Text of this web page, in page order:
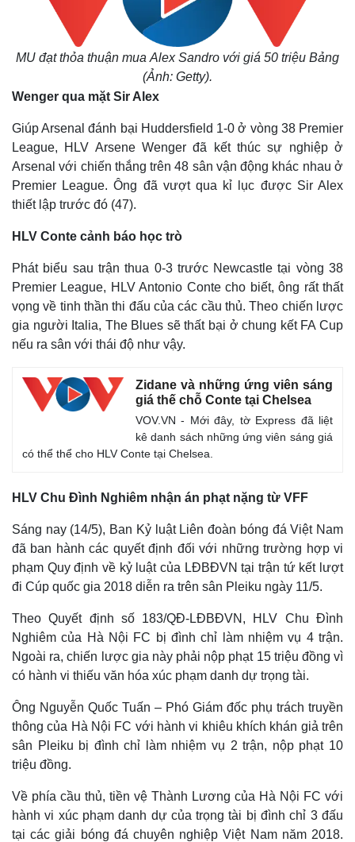
Thế giới
Quan sát
Cuộc sống đó đây
Hồ sơ
Multimedia
Video
Ảnh
E-Magazine
MU đạt thỏa thuận mua Alex Sandro với giá 50 triệu Bảng
(Ảnh: Getty).
Wenger qua mặt Sir Alex
Giúp Arsenal đánh bại Huddersfield 1-0 ở vòng 38 Premier
League, HLV Arsene Wenger đã kết thúc sự nghiệp ở
Arsenal với chiến thắng trên 48 sân vận động khác nhau ở
Premier League. Ông đã vượt qua kỉ lục được Sir Alex
thiết lập trước đó (47).
HLV Conte cảnh báo học trò
Phát biểu sau trận thua 0-3 trước Newcastle tại vòng 38
Premier League, HLV Antonio Conte cho biết, ông rất thất
vọng về tinh thần thi đấu của các cầu thủ. Theo chiến lược
gia người Italia, The Blues sẽ thất bại ở chung kết FA Cup
nếu ra sân với thái độ như vậy.
Zidane và những ứng viên sáng
giá thế chỗ Conte tại Chelsea
VOV.VN - Mới đây, tờ Express đã liệt
kê danh sách những ứng viên sáng giá
có thể thể cho HLV Conte tại Chelsea.
HLV Chu Đình Nghiêm nhận án phạt nặng từ VFF
Sáng nay (14/5), Ban Kỷ luật Liên đoàn bóng đá Việt Nam
đã ban hành các quyết định đối với những trường hợp vi
phạm Quy định về kỷ luật của LĐBĐVN tại trận tứ kết lượt
đi Cúp quốc gia 2018 diễn ra trên sân Pleiku ngày 11/5.
Theo Quyết định số 183/QĐ-LĐBĐVN, HLV Chu Đình
Nghiêm của Hà Nội FC bị đình chỉ làm nhiệm vụ 4 trận.
Ngoài ra, chiến lược gia này phải nộp phạt 15 triệu đồng vì
có hành vi thiếu văn hóa xúc phạm danh dự trọng tài.
Ông Nguyễn Quốc Tuấn – Phó Giám đốc phụ trách truyền
thông của Hà Nội FC với hành vi khiêu khích khán giả trên
sân Pleiku bị đình chỉ làm nhiệm vụ 2 trận, nộp phạt 10
triệu đồng.
Về phía cầu thủ, tiền vệ Thành Lương của Hà Nội FC với
hành vi xúc phạm danh dự của trọng tài bị đình chỉ 3 đấu
tại các giải bóng đá chuyên nghiệp Việt Nam năm 2018.